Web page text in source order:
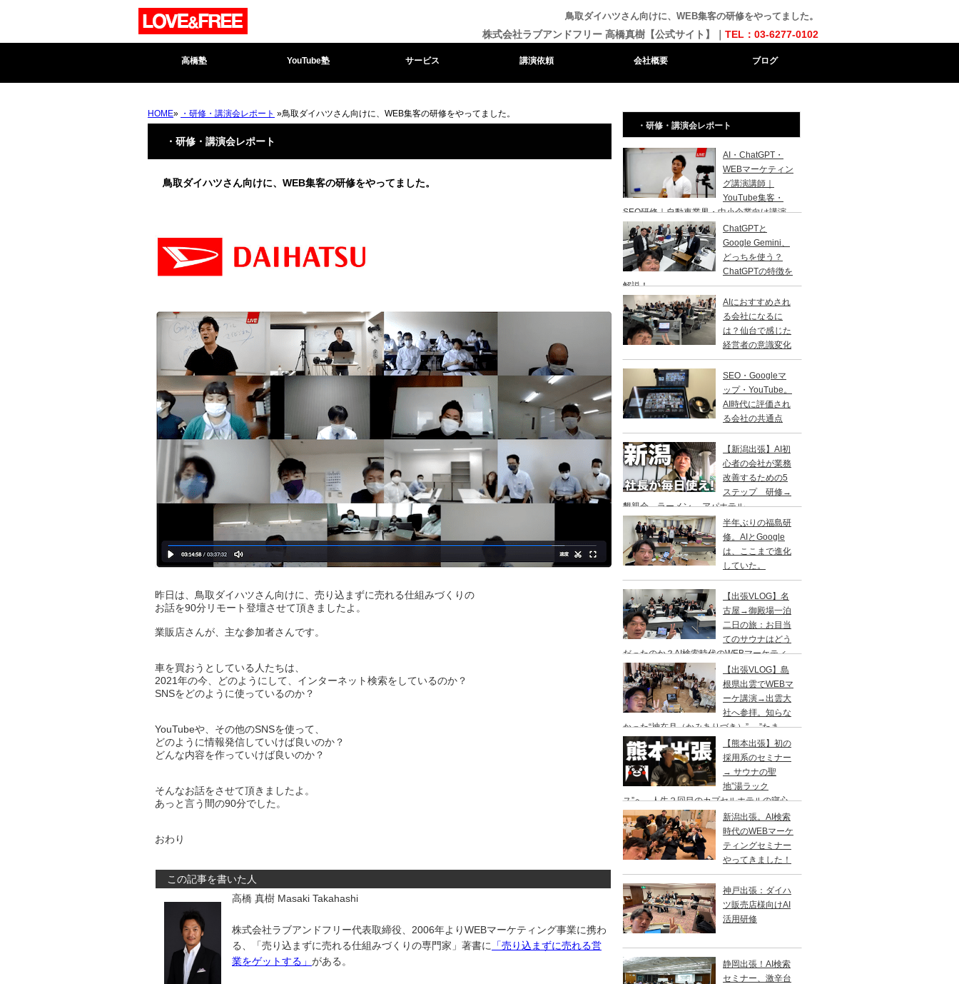
鳥取ダイハツさん向けに、WEB集客の研修をやってました。
株式会社ラブアンドフリー 高橋真樹【公式サイト】｜ TEL：03-6277-0102
高橋塾 YouTube塾 サービス 講演依頼 会社概要 ブログ
HOME» ・研修・講演会レポート »鳥取ダイハツさん向けに、WEB集客の研修をやってました。
・研修・講演会レポート
鳥取ダイハツさん向けに、WEB集客の研修をやってました。
昨日は、鳥取ダイハツさん向けに、売り込まずに売れる仕組みづくりの
お話を90分リモート登壇させて頂きましたよ。
業販店さんが、主な参加者さんです。
車を買おうとしている人たちは、
2021年の今、どのようにして、インターネット検索をしているのか？
SNSをどのように使っているのか？
YouTubeや、その他のSNSを使って、
どのように情報発信していけば良いのか？
どんな内容を作っていけば良いのか？
そんなお話をさせて頂きましたよ。
あっと言う間の90分でした。
おわり
この記事を書いた人
高橋 真樹 Masaki Takahashi
株式会社ラブアンドフリー代表取締役、2006年よりWEBマーケティング事業に携わ
る、「売り込まずに売れる仕組みづくりの専門家」著書に
「売り込まずに売れる営
業をゲットする」 がある。
・研修・講演会レポート
AI・ChatGPT・
WEBマーケティン
グ講演講師｜
YouTube集客・
SEO研修｜自動車業界・中小企業向け講演
ChatGPTと
Google Gemini、
どっちを使う？
ChatGPTの特徴を
解説！
AIにおすすめされ
る会社になるに
は？仙台で感じた
経営者の意識変化
SEO・Googleマ
ップ・YouTube。
AI時代に評価され
る会社の共通点
【新潟出張】AI初
心者の会社が業務
改善するための5
ステップ 研修→
懇親会→ラーメン→ アパホテル
半年ぶりの福島研
修。AIとGoogle
は、ここまで進化
していた。
【出張VLOG】名
古屋→御殿場一泊
二日の旅：お目当
てのサウナはどう
だったのか？AI検索時代のWEBマーケティ
ングのセミナー&YouTube撮影の仕事旅
【出張VLOG】島
根県出雲でWEBマ
ーケ講演→出雲大
社へ参拝。知らな
かった“神在月（かみありづき）”→ ”たま
き”で出雲そば、ドーミーイン出雲でサウナ
【熊本出張】初の
採用系のセミナー
→ サウナの聖
地”湯ラック
ス”へ、人生２回目のカプセルホテルの寝心
地はいかに？
新潟出張。AI検索
時代のWEBマーケ
ティングセミナー
やってきました！
神戸出張：ダイハ
ツ販売店様向けAI
活用研修
静岡出張！AI検索
セミナー、激辛台